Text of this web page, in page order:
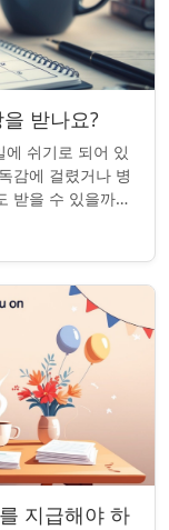
받나요?
쉬기로 되어 있
감에 걸렸거나 병
을 수 있을까요?
지급해야 하